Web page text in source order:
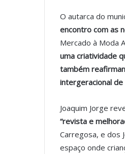
O autarca do
encontro com as
Mercado à Moda
uma criatividade
também
intergeracional de
Joaquim Jorge
“revista e
Carregosa, e dos
espaço onde